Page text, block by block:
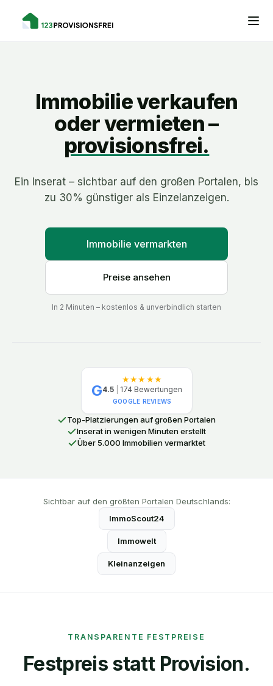
Immobilie verkaufen
oder vermieten –
provisionsfrei.
Ein Inserat – sichtbar auf den großen Portalen, bis
zu 30% günstiger als Einzelanzeigen.
Immobilie vermarkten
Preise ansehen
In 2 Minuten – kostenlos & unverbindlich starten
G
★★★★★
4.5 174 Bewertungen
GOOGLE REVIEWS
Top-Platzierungen auf großen Portalen
Inserat in wenigen Minuten erstellt
Über 5.000 Immobilien vermarktet
Sichtbar auf den größten Portalen Deutschlands:
ImmoScout24
Immowelt
Kleinanzeigen
TRANSPARENTE FESTPREISE
Festpreis statt Provision.